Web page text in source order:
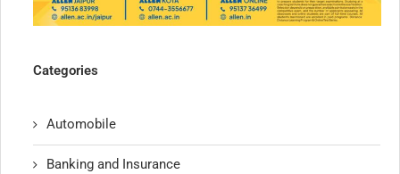
Categories
Automobile
Banking and Insurance